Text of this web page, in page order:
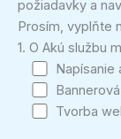
požiadavky a
Prosím, vyplňte
1. O Akú službu
Napísanie
Tvorba